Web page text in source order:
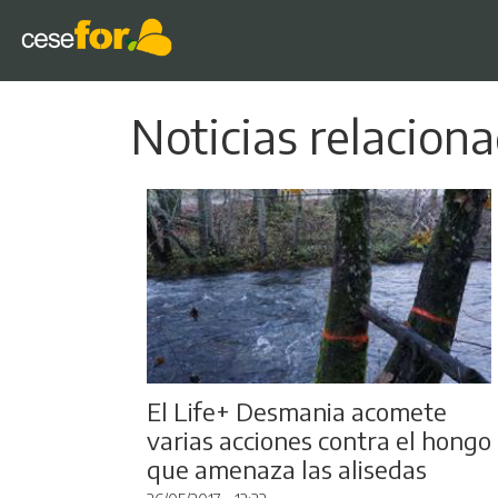
Noticias
El Life+ Desmania acomete
varias acciones contra el hongo
que amenaza las alisedas